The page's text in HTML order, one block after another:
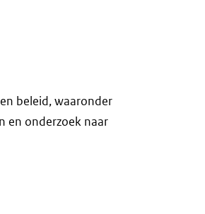
beleid, waaronder
en onderzoek naar